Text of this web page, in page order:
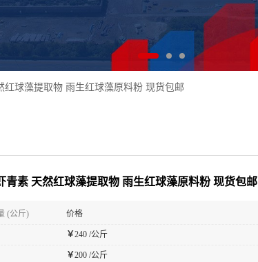
红球藻提取物 雨生红球藻原料粉 现货包邮
青素 天然红球藻提取物 雨生红球藻原料粉 现货包邮
(公斤) 价格
￥240 /公斤
￥200 /公斤